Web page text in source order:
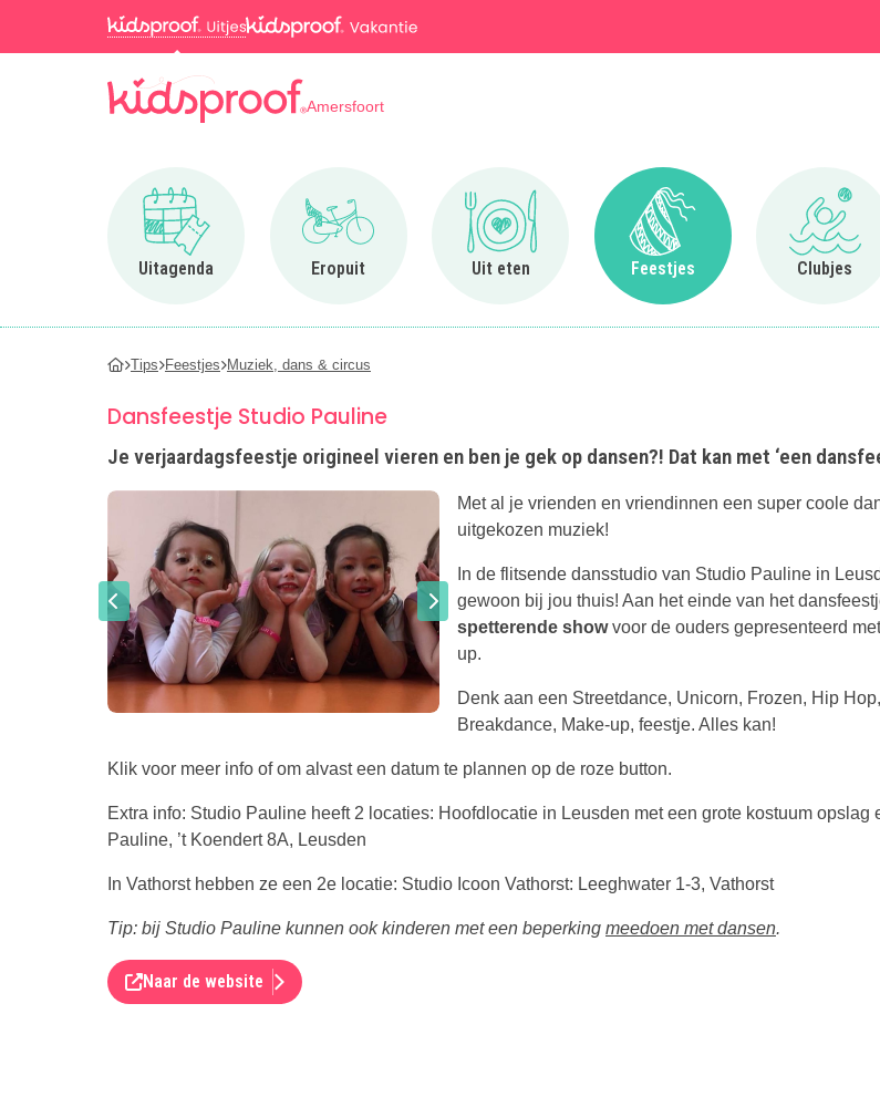
Amersfoort
Uitagenda
Ga naar Uitagenda
Eropuit
Ga naar Eropuit
Uit eten
Ga naar Uit eten
Feestjes
Ga naar Feestjes
Clubjes
Ga
Tips Feestjes Muziek, dans & circus
Dansfeestje Studio Pauline
Je verjaardagsfeestje origineel vieren en ben je gek op dansen?! Dat kan met ‘een
Met al je vrienden en vriendinnen een super coole
uitgekozen muziek!
In de flitsende dansstudio van Studio Pauline in
gewoon bij jou thuis! Aan het einde van het
spetterende showvoor de ouders gepresenteerd
up.
Denk aan een Streetdance, Unicorn, Frozen, Hip
Breakdance, Make-up, feestje. Alles kan!
Klik voor meer info of om alvast een datum te plannen op de roze button.
Extra info: Studio Pauline heeft 2 locaties: Hoofdlocatie in Leusden met een grote kostuum opslag
Pauline, ’t Koendert 8A, Leusden
In Vathorst hebben ze een 2e locatie: Studio Icoon Vathorst: Leeghwater 1-3, Vathorst
Tip: bij Studio Pauline kunnen ook kinderen met een beperking meedoen met dansen.
Naar de website